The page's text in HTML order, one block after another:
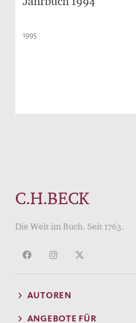
1995
C.H.BECK
Die Welt im Buch. Seit 1763.
AUTOREN
ANGEBOTE FÜR